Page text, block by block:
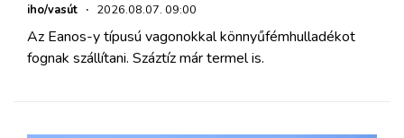
iho/vasút · 2026.08.07. 09:00
Az Eanos-y típusú vagonokkal könnyűfémhulladékot
fognak szállítani. Száztíz már termel is.